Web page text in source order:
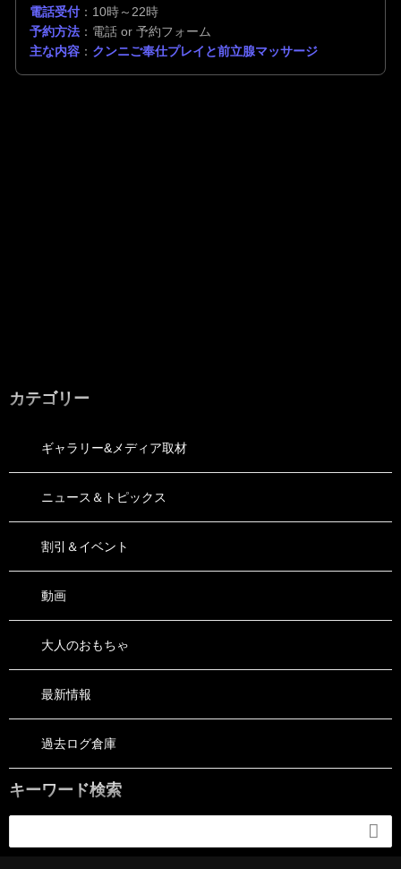
電話受付：10時～22時
予約方法 ：電話 or 予約フォーム
主な内容 ： クンニご奉仕プレイと前立腺マッサージ
カテゴリー
ギャラリー&メディア取材
ニュース＆トピックス
割引＆イベント
動画
大人のおもちゃ
最新情報
過去ログ倉庫
キーワード検索
